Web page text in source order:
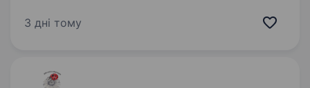
товарів в Україні — запрошує у свою команду
роботи:…
3 дні тому